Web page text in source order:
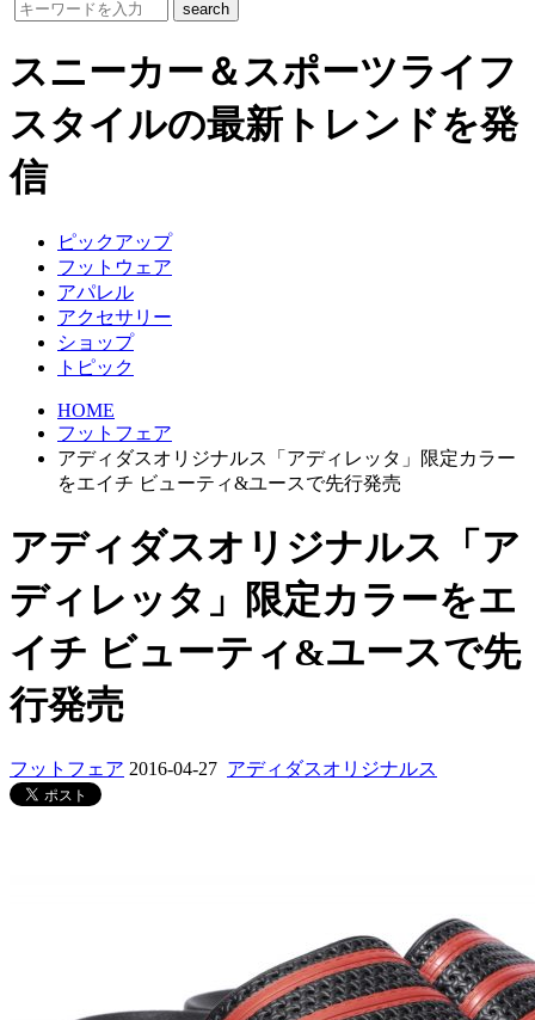
スニーカー＆スポーツライフ
スタイルの最新トレンドを発
信
ピックアップ
フットウェア
アパレル
アクセサリー
ショップ
トピック
HOME
フットフェア
アディダスオリジナルス「アディレッタ」限定カラー
をエイチ ビューティ&ユースで先行発売
アディダスオリジナルス「ア
ディレッタ」限定カラーをエ
イチ ビューティ&ユースで先
行発売
フットフェア 2016-04-27 アディダスオリジナルス